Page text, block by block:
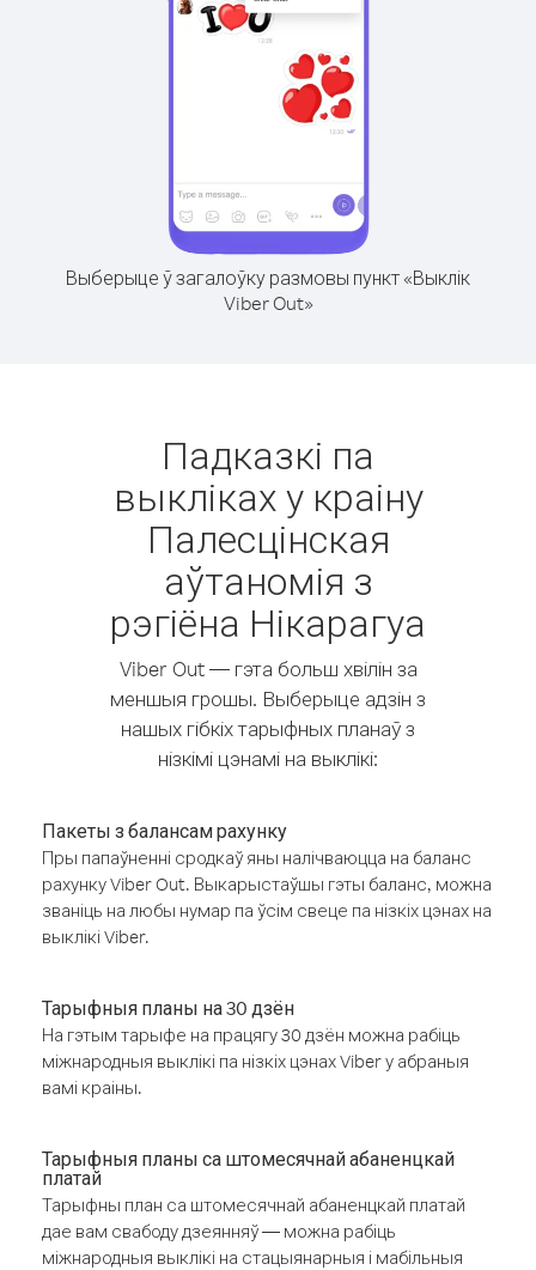
Выберыце ў загалоўку размовы пункт «Выклік
Viber Out»
Падказкі па
выкліках у краіну
Палесцінская
аўтаномія з
рэгіёна Нікарагуа
Viber Out — гэта больш хвілін за
меншыя грошы. Выберыце адзін з
нашых гібкіх тарыфных планаў з
нізкімі цэнамі на выклікі:
Пакеты з балансам рахунку
Пры папаўненні сродкаў яны налічваюцца на баланс
рахунку Viber Out. Выкарыстаўшы гэты баланс, можна
званіць на любы нумар па ўсім свеце па нізкіх цэнах на
выклікі Viber.
Тарыфныя планы на 30 дзён
На гэтым тарыфе на працягу 30 дзён можна рабіць
міжнародныя выклікі па нізкіх цэнах Viber у абраныя
вамі краіны.
Тарыфныя планы са штомесячнай абаненцкай
платай
Тарыфны план са штомесячнай абаненцкай платай
дае вам свабоду дзеянняў — можна рабіць
міжнародныя выклікі на стацыянарныя і мабільныя